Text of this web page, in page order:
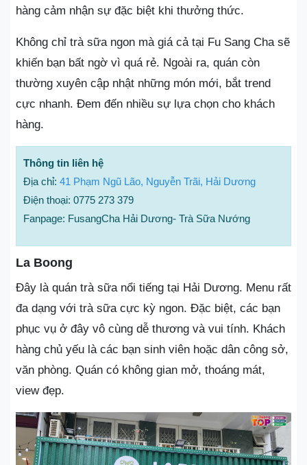
hàng cảm nhận sự đặc biệt khi thưởng thức.
Không chỉ trà sữa ngon mà giá cả tại Fu Sang Cha sẽ
khiến bạn bất ngờ vì quá rẻ. Ngoài ra, quán còn
thường xuyên cập nhật những món mới, bắt trend
cực nhanh. Đem đến nhiều sự lựa chọn cho khách
hàng.
Thông tin liên hệ
Địa chỉ: 41 Phạm Ngũ Lão, Nguyễn Trãi, Hải Dương
Điện thoại: 0775 273 379
Fanpage: FusangCha Hải Dương- Trà Sữa Nướng
La Boong
Đây là quán trà sữa nổi tiếng tại Hải Dương. Menu rất
đa dạng với trà sữa cực kỳ ngon. Đặc biệt, các bạn
phục vụ ở đây vô cùng dễ thương và vui tính. Khách
hàng chủ yếu là các bạn sinh viên hoặc dân công sở,
văn phòng. Quán có không gian mở, thoáng mát,
view đẹp.